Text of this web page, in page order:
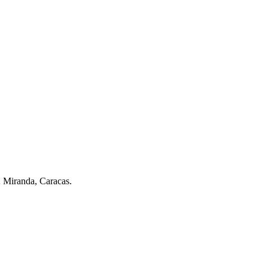
Caracas.